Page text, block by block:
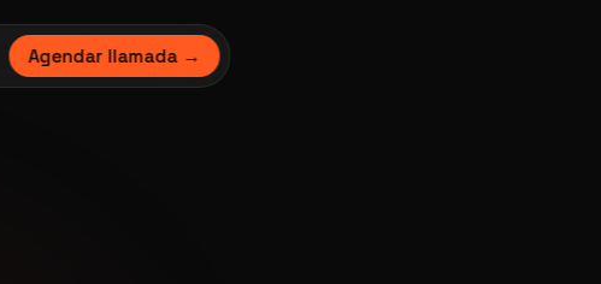
Agendar llamada →